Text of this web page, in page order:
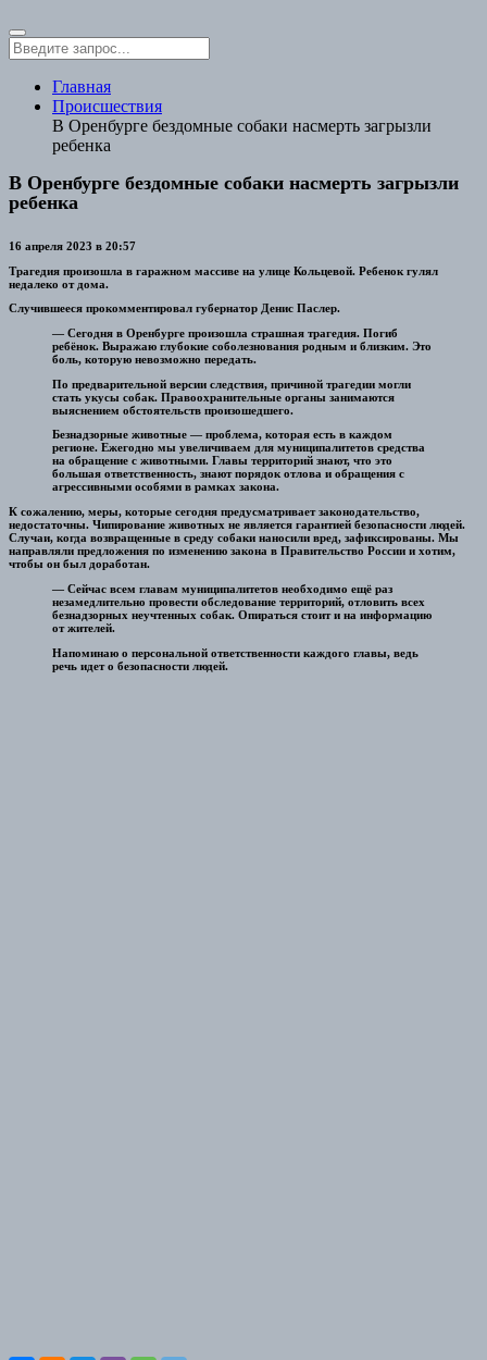
Главная
Происшествия
В Оренбурге бездомные собаки насмерть загрызли
ребенка
В Оренбурге бездомные собаки насмерть загрызли
ребенка
16 апреля 2023 в 20:57
Трагедия произошла в гаражном массиве на улице Кольцевой. Ребенок гулял
недалеко от дома.
Случившееся прокомментировал губернатор Денис Паслер.
— Сегодня в Оренбурге произошла страшная трагедия. Погиб
ребёнок. Выражаю глубокие соболезнования родным и близким. Это
боль, которую невозможно передать.
По предварительной версии следствия, причиной трагедии могли
стать укусы собак. Правоохранительные органы занимаются
выяснением обстоятельств произошедшего.
Безнадзорные животные — проблема, которая есть в каждом
регионе. Ежегодно мы увеличиваем для муниципалитетов средства
на обращение с животными. Главы территорий знают, что это
большая ответственность, знают порядок отлова и обращения с
агрессивными особями в рамках закона.
К сожалению, меры, которые сегодня предусматривает законодательство,
недостаточны. Чипирование животных не является гарантией безопасности людей.
Случаи, когда возвращенные в среду собаки наносили вред, зафиксированы. Мы
направляли предложения по изменению закона в Правительство России и хотим,
чтобы он был доработан.
— Сейчас всем главам муниципалитетов необходимо ещё раз
незамедлительно провести обследование территорий, отловить всех
безнадзорных неучтенных собак. Опираться стоит и на информацию
от жителей.
Напоминаю о персональной ответственности каждого главы, ведь
речь идет о безопасности людей.